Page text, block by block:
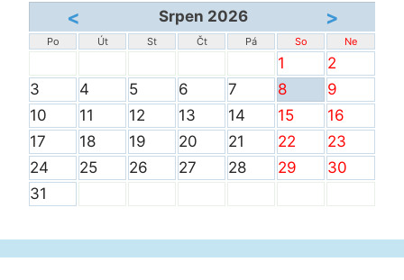
< Srpen 2026 >
Po Út St Čt Pá So Ne
1
2
3
4 5 6 7 8
9
10
11 12 13 14 15
16
17
18 19 20 21 22
23
24
25 26 27 28 29
30
31